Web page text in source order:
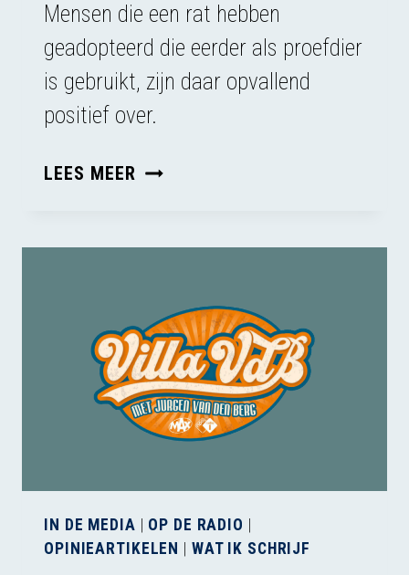
Mensen die een rat hebben
geadopteerd die eerder als proefdier
is gebruikt, zijn daar opvallend
positief over.
LEES MEER EEN
ALS
IN DE MEDIA OP DE RADIO
OPINIEARTIKELEN
WAT IK SCHRIJF